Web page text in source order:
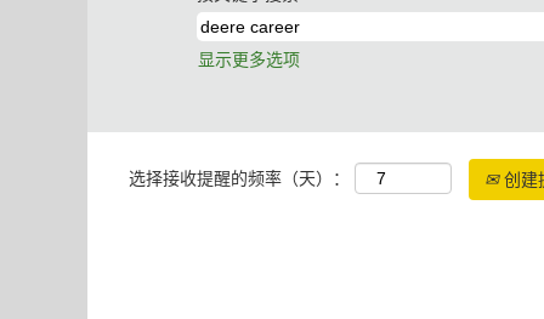
显示更多选项
选择接收提醒的频率（天）： 创建